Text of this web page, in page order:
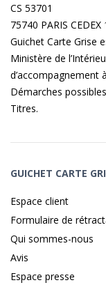
CS 53701
75740 PARIS CEDEX
Guichet Carte Grise
Ministère de
d’accompagnement
Démarches
Titres.
GUICHET CARTE
Espace client
Formulaire de
Qui sommes-nous
Avis
Espace presse